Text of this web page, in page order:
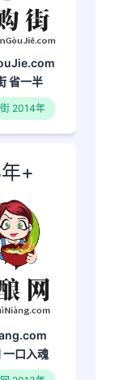
省一半
2014年
+
一口入魂